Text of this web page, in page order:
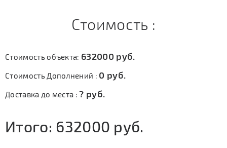
Стоимость :
Стоимость объекта: 632000 руб.
Стоимость Дополнений : 0 руб.
Доставка до места :? руб.
Итого: 632000 руб.